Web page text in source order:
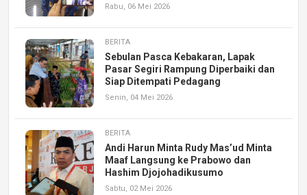
Rabu, 06 Mei 2026
BERITA
Sebulan Pasca Kebakaran, Lapak
Pasar Segiri Rampung Diperbaiki dan
Siap Ditempati Pedagang
Senin, 04 Mei 2026
BERITA
Andi Harun Minta Rudy Mas’ud Minta
Maaf Langsung ke Prabowo dan
Hashim Djojohadikusumo
Sabtu, 02 Mei 2026